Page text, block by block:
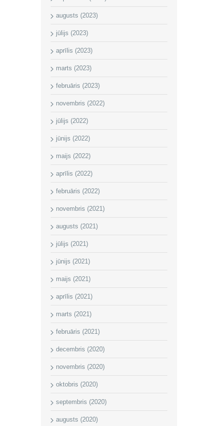
augusts (2023)
jūlijs (2023)
aprīlis (2023)
marts (2023)
februāris (2023)
novembris (2022)
jūlijs (2022)
jūnijs (2022)
maijs (2022)
aprīlis (2022)
februāris (2022)
novembris (2021)
augusts (2021)
jūlijs (2021)
jūnijs (2021)
maijs (2021)
aprīlis (2021)
marts (2021)
februāris (2021)
decembris (2020)
novembris (2020)
oktobris (2020)
septembris (2020)
augusts (2020)